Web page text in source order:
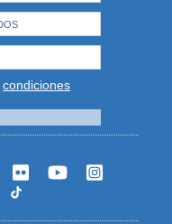
condiciones